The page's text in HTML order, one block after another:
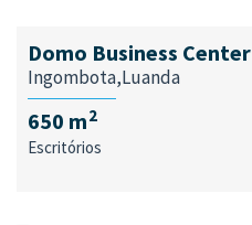
Domo Business Center
Ingombota,Luanda
650 m2
Escritórios